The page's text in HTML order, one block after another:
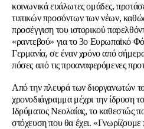
κοινωνικά ευάλωτες ομάδες,
τυπικών προσόντων των νέων,
προσέγγιση του ιστορικού
«ραντεβού» για το 3ο Ευρωπαϊκό
Γερμανία, σε έναν χρόνο από
πόσες από τις προαναφερόμενες
Από την πλευρά των διοργανωτών
χρονοδιάγραμμα μέχρι την ίδρυση
Ιδρύματος Νεολαίας, το καθεστώς
στόχευση που θα έχει. «Γνωρίζουμε